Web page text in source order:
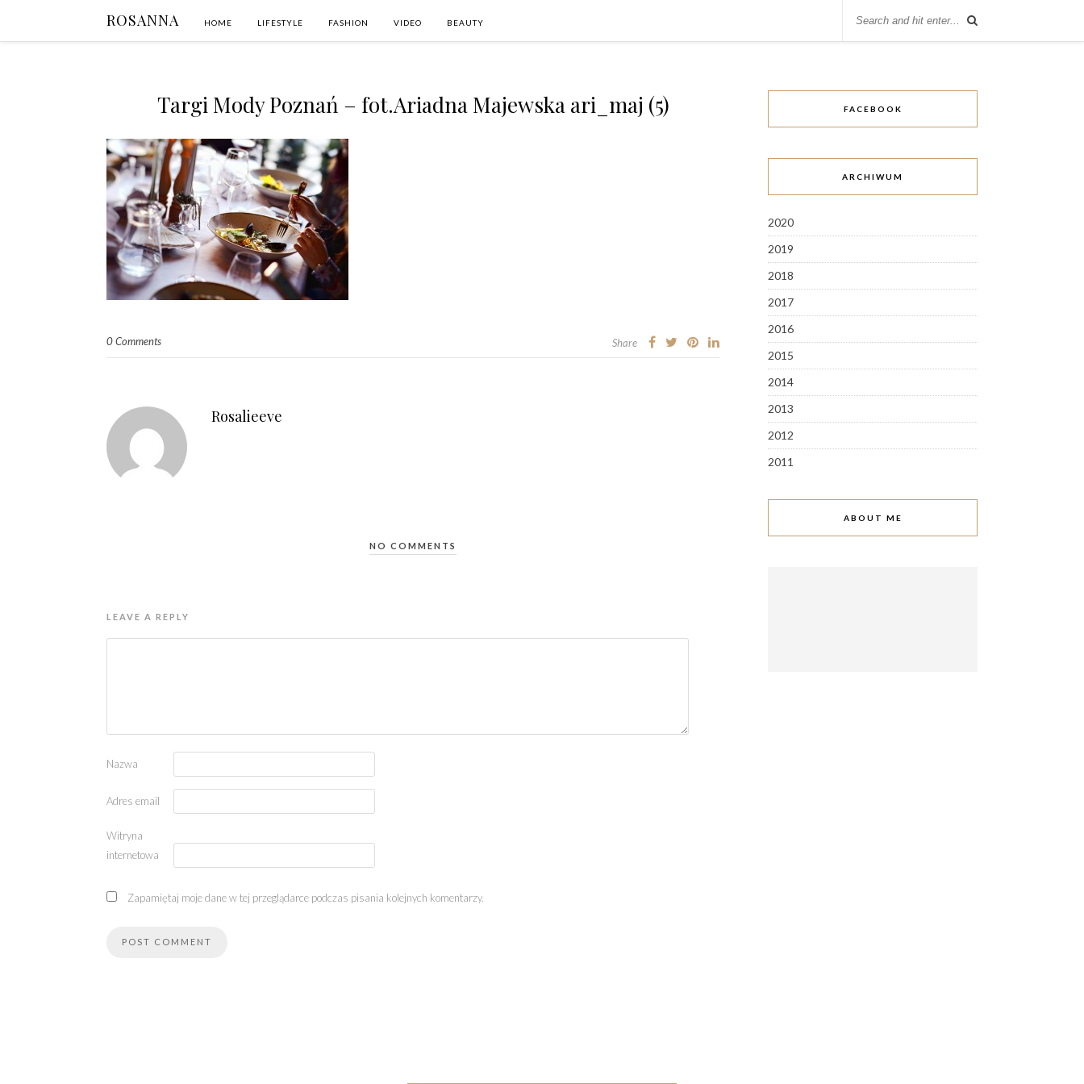
ROSANNA HOME LIFESTYLE FASHION VIDEO BEAUTY
Targi Mody Poznań – fot.Ariadna Majewska ari_maj (5)
0 Comments Share
Rosalieeve
NO COMMENTS
LEAVE A REPLY
Nazwa
Adres email
Witryna
internetowa
Zapamiętaj moje dane w tej przeglądarce podczas pisania kolejnych komentarzy.
FACEBOOK
ARCHIWUM
2020
2019
2018
2017
2016
2015
2014
2013
2012
2011
ABOUT ME